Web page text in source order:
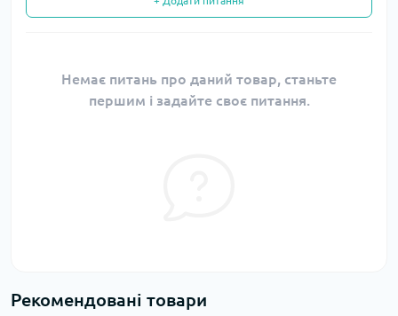
Немає питань про даний товар, станьте
першим і задайте своє питання.
Рекомендовані товари